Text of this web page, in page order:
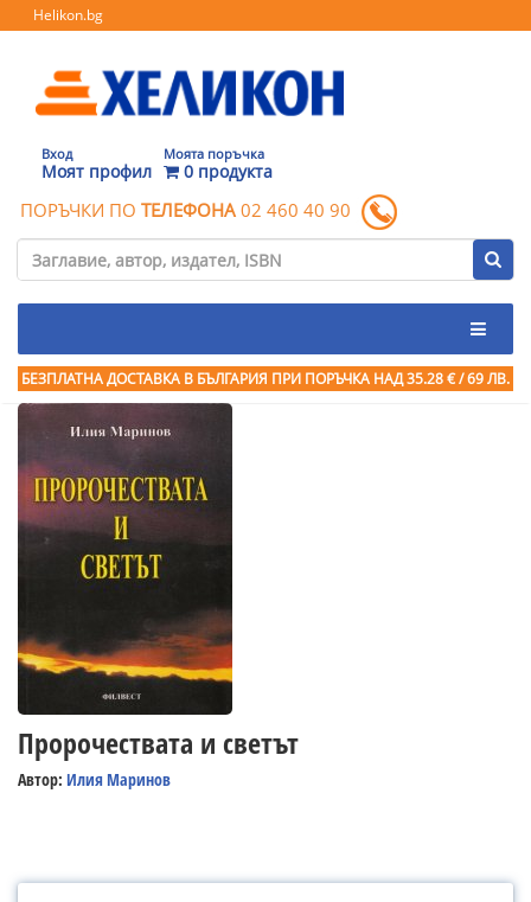
Helikon.bg
Вход
Моят профил
Моята поръчка
0 продукта
ПОРЪЧКИ ПО ТЕЛЕФОНА 02 460 40 90
БЕЗПЛАТНА ДОСТАВКА В БЪЛГАРИЯ ПРИ ПОРЪЧКА НАД 35.28 € / 69 ЛВ.
Пророчествата и светът
Автор: Илия Маринов